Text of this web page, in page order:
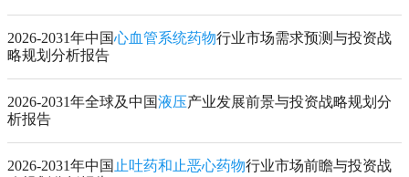
2026-2031年中国心血管系统药物行业市场需求预测与投资战
略规划分析报告
2026-2031年全球及中国液压产业发展前景与投资战略规划分
析报告
2026-2031年中国 止吐药和止恶心药物行业市场前瞻与投资战